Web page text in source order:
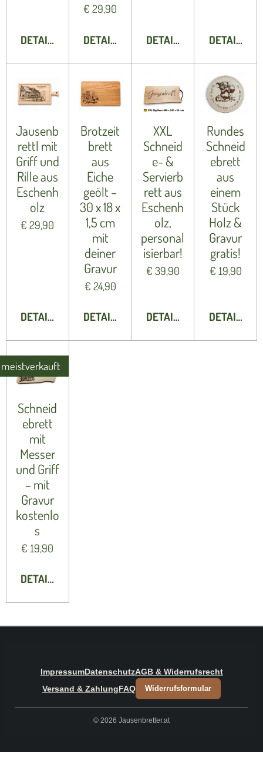
DETAILS ANZEIGEN
€ 29,90
DETAILS ANZEIGENDETAILS ANZEIGEN
DETAILS
Jausenb
rettl mit
Griff und
Rille aus
Eschenh
olz
€ 29,90
DETAILS ANZEIGEN
Brotzeit
brett
aus
Eiche
geölt –
30 x 18 x
1,5 cm
mit
deiner
Gravur
€ 24,90
DETAILS ANZEIGEN
XXL
Schneid
e- &
Servierb
rett aus
Eschenh
olz,
personal
isierbar!
€ 39,90
DETAILS ANZEIGEN
Rundes
Schneid
ebrett
aus
einem
Stück
Holz &
Gravur
gratis!
€ 19,90
DETAILS
meistverkauft
Schneid
ebrett
mit
Messer
und Griff
– mit
Gravur
kostenlo
s
€ 19,90
DETAILS ANZEIGEN
ImpressumDatenschutzAGB & Widerrufsrecht
Versand & ZahlungFAQ Widerrufsformular
© 2026 Jausenbretter.at